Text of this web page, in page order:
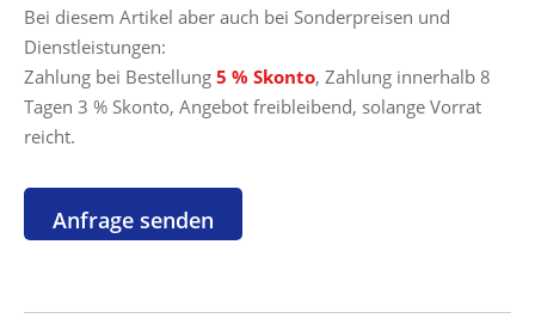
Bei diesem Artikel aber auch bei Sonderpreisen und
Dienstleistungen:
Zahlung bei Bestellung 5 % Skonto, Zahlung innerhalb 8
Tagen 3 % Skonto, Angebot freibleibend, solange Vorrat
reicht.